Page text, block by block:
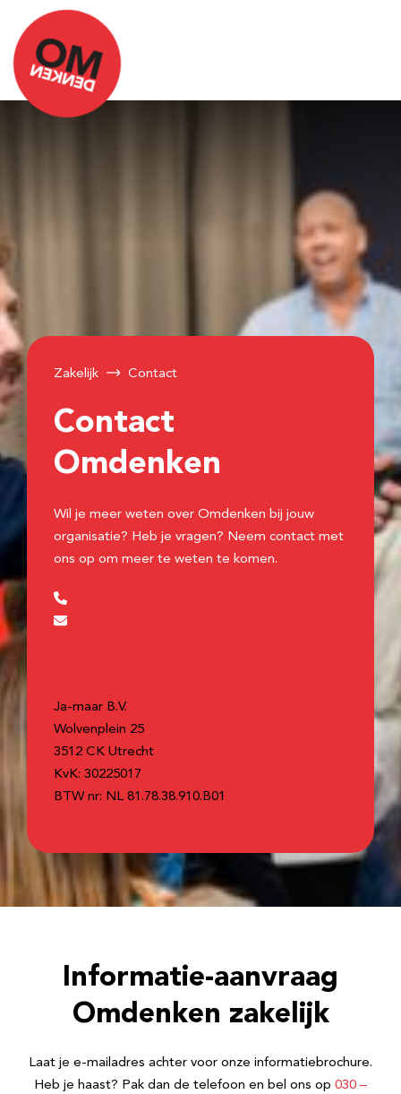
Zakelijk Contact
Contact
Omdenken
Wil je meer weten over Omdenken bij jouw
organisatie? Heb je vragen? Neem contact met
ons op om meer te weten te komen.
Ja-maar B.V.
Wolvenplein 25
3512 CK Utrecht
KvK: 30225017
BTW nr: NL 81.78.38.910.B01
Informatie-aanvraag
Omdenken zakelijk
Laat je e-mailadres achter voor onze informatiebrochure.
Heb je haast? Pak dan de telefoon en bel ons op 030 –